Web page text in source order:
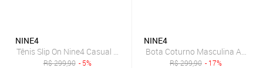
NINE4
Tênis Slip On Nine4 Casual Couro Preto
R$299,90 - 5%
NINE4
Bota Coturno Masculina
R$299,90 - 17%